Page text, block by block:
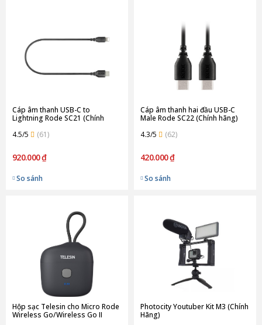
Cáp âm thanh USB-C to
Lightning Rode SC21 (Chính
4.5/5
(61)
920.000 ₫
So sánh
Cáp âm thanh hai đầu USB-C
Male Rode SC22 (Chính hãng)
4.3/5
(62)
420.000 ₫
So sánh
Hộp sạc Telesin cho Micro Rode
Wireless Go/Wireless Go II
Photocity Youtuber Kit M3 (Chính
Hãng)